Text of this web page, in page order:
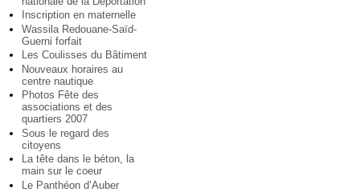
Inscription en maternelle
Wassila Redouane-Saïd-
Guerni forfait
Les Coulisses du Bâtiment
Nouveaux horaires au
centre nautique
Photos Fête des
associations et des
quartiers 2007
Sous le regard des
citoyens
La tête dans le béton, la
main sur le coeur
Le Panthéon d’Auber